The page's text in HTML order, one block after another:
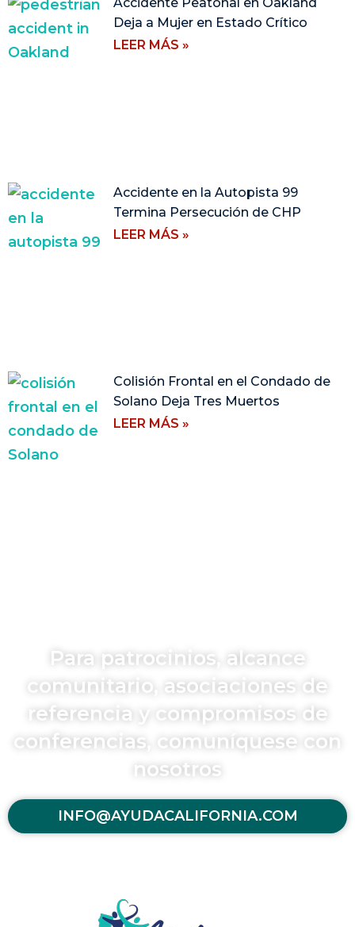
Accidente Peatonal en Oakland
Deja a Mujer en Estado Crítico
LEER MÁS »
Accidente en la Autopista 99
Termina Persecución de CHP
LEER MÁS »
Colisión Frontal en el Condado de
Solano Deja Tres Muertos
LEER MÁS »
Para patrocinios, alcance
comunitario, asociaciones de
referencia y compromisos de
conferencias, comuníquese con
nosotros
INFO@AYUDACALIFORNIA.COM